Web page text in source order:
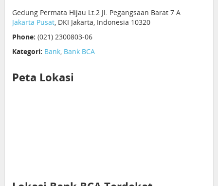
Gedung Permata Hijau Lt.2 Jl. Pegangsaan Barat 7 A
Jakarta Pusat, DKI Jakarta, Indonesia 10320
Phone: (021) 2300803-06
Kategori: Bank, Bank BCA
Peta Lokasi